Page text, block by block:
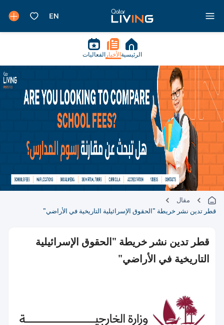
الرئيسية الأخبار الفعاليات
مقال
قطر تدين نشر خريطة "الحقوق الإسرائيلية التاريخية في الأراضي"
قطر تدين نشر خريطة "الحقوق الإسرائيلية
التاريخية في الأراضي"